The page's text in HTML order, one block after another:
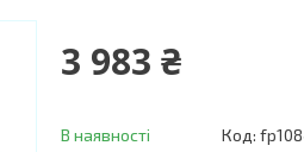
3 983 ₴
В наявності Код: